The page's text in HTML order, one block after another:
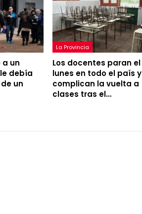
a un
debía
un
La Provincia
Los docentes paran el
lunes en todo el país y
complican la vuelta a
clases tras el…